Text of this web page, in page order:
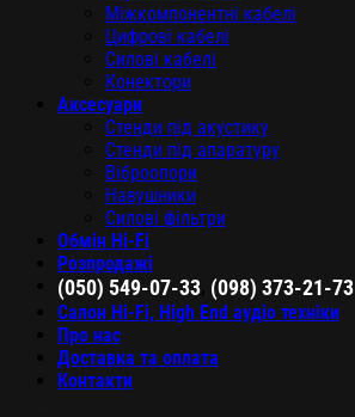
Міжкомпонентні кабелі
Цифрові кабелі
Силові кабелі
Конектори
Аксесуари
Стенди під акустику
Стенди під апаратуру
Віброопори
Навушники
Силові фільтри
Обмін Hi-Fi
Розпродажі
(050) 549-07-33 (098) 373-21-73
Салон Hi-Fi, High End аудіо техніки
Про нас
Доставка та оплата
Контакти